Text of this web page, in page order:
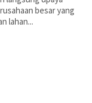
besar yang
lahan...